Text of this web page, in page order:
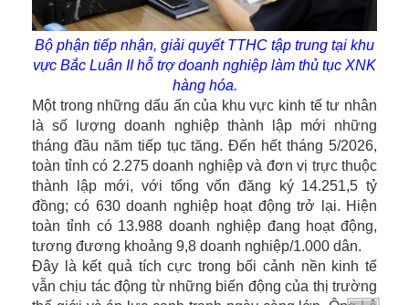
Bộ phận tiếp nhận, giải quyết TTHC tập trung tại khu
vực Bắc Luân II hỗ trợ doanh nghiệp làm thủ tục XNK
hàng hóa.
Một trong những dấu ấn của khu vực kinh tế tư nhân
là số lượng doanh nghiệp thành lập mới những
tháng đầu năm tiếp tục tăng. Đến hết tháng 5/2026,
toàn tỉnh có 2.275 doanh nghiệp và đơn vị trực thuộc
thành lập mới, với tổng vốn đăng ký 14.251,5 tỷ
đồng; có 630 doanh nghiệp hoạt động trở lại. Hiện
toàn tỉnh có 13.988 doanh nghiệp đang hoạt động,
tương đương khoảng 9,8 doanh nghiệp/1.000 dân.
Đây là kết quả tích cực trong bối cảnh nền kinh tế
vẫn chịu tác động từ những biến động của thị trường